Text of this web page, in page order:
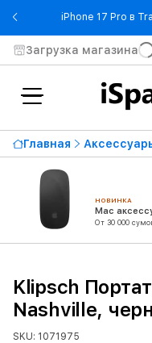
iPhone 17 Pro в
Загрузка магазина
Главная
НОВИНКА
Mac
От 30 000
Klipsch
Nashville,
SKU: 1071975